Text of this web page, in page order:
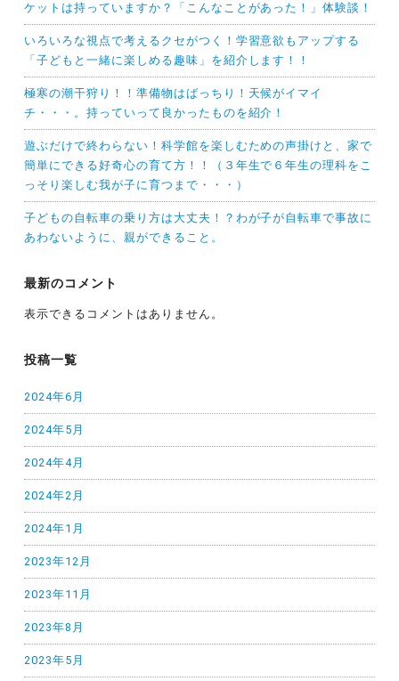
ケットは持っていますか？「こんなことがあった！」体験談！
いろいろな視点で考えるクセがつく！学習意欲もアップする
「子どもと一緒に楽しめる趣味」を紹介します！！
極寒の潮干狩り！！準備物はばっちり！天候がイマイ
チ・・・。持っていって良かったものを紹介！
遊ぶだけで終わらない！科学館を楽しむための声掛けと、家で
簡単にできる好奇心の育て方！！（３年生で６年生の理科をこ
っそり楽しむ我が子に育つまで・・・）
子どもの自転車の乗り方は大丈夫！？わが子が自転車で事故に
あわないように、親ができること。
最新のコメント
表示できるコメントはありません。
投稿一覧
2024年6月
2024年5月
2024年4月
2024年2月
2024年1月
2023年12月
2023年11月
2023年8月
2023年5月